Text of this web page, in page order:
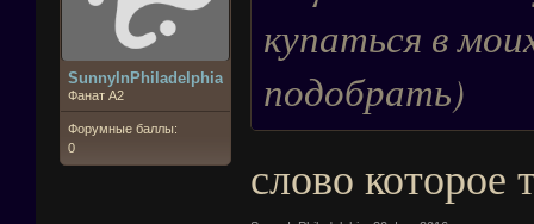
SunnyInPhiladelphia
Фанат А2
Форумные баллы:
0
купаться в
подобрать)
слово